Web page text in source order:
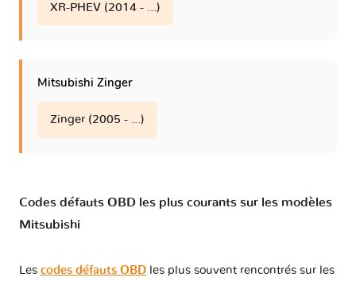
XR-PHEV (2014 - ...)
Mitsubishi Zinger
Zinger (2005 - ...)
Codes défauts OBD les plus courants sur les modèles
Mitsubishi
Les codes défauts OBD les plus souvent rencontrés sur les